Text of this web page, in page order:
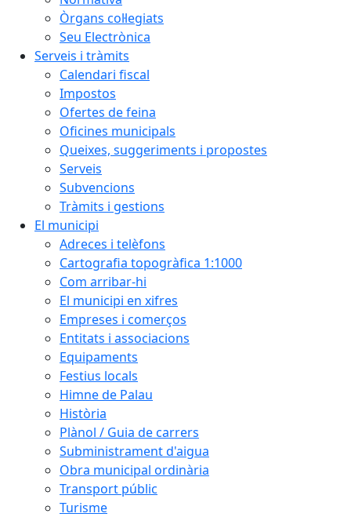
Òrgans col·legiats
Seu Electrònica
Serveis i tràmits
Calendari fiscal
Impostos
Ofertes de feina
Oficines municipals
Queixes, suggeriments i propostes
Serveis
Subvencions
Tràmits i gestions
El municipi
Adreces i telèfons
Cartografia topogràfica 1:1000
Com arribar-hi
El municipi en xifres
Empreses i comerços
Entitats i associacions
Equipaments
Festius locals
Himne de Palau
Història
Plànol / Guia de carrers
Subministrament d'aigua
Obra municipal ordinària
Transport públic
Turisme